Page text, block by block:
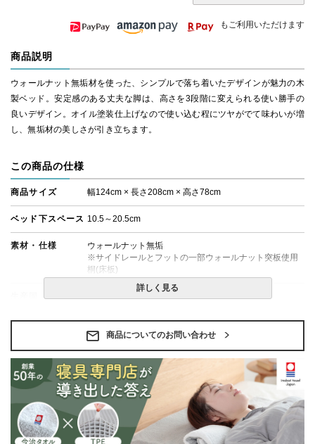
もご利用いただけます
商品説明
ウォールナット無垢材を使った、シンプルで落ち着いたデザインが魅力の木
製ベッド。安定感のある丈夫な脚は、高さを3段階に変えられる使い勝手の
良いデザイン。オイル塗装仕上げなので使い込む程にツヤがでて味わいが増
し、無垢材の美しさが引き立ちます。
この商品の仕様
商品サイズ 幅124cm × 長さ208cm × 高さ78cm
ベッド下スペース 10.5～20.5cm
素材・仕様
ウォールナット無垢
※サイドレールとフットの一部ウォールナット突板使用
桐(床板)
日本
備考
・組立設置無料！
・この商品は組み立て式です。
・配送日指定OK！
※北海道・沖縄・離島等一部地域へのお届けは別途送料
が発生する場合がございます。また発送予定も変更にな
る場合があります。
詳しく見る
商品についてのお問い合わせ